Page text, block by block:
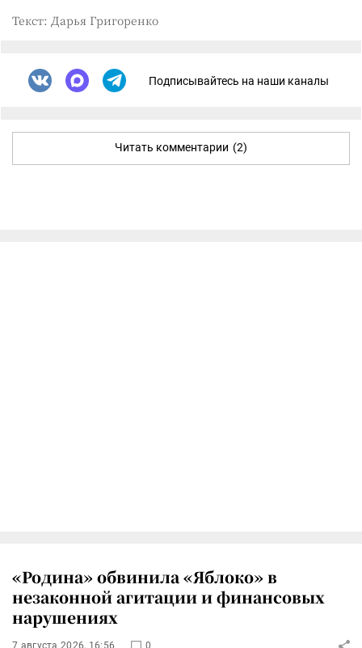
Текст: Дарья Григоренко
Подписывайтесь на наши каналы
Читать комментарии (2)
«Родина» обвинила «Яблоко» в
незаконной агитации и финансовых
нарушениях
7 августа 2026, 16:56 0